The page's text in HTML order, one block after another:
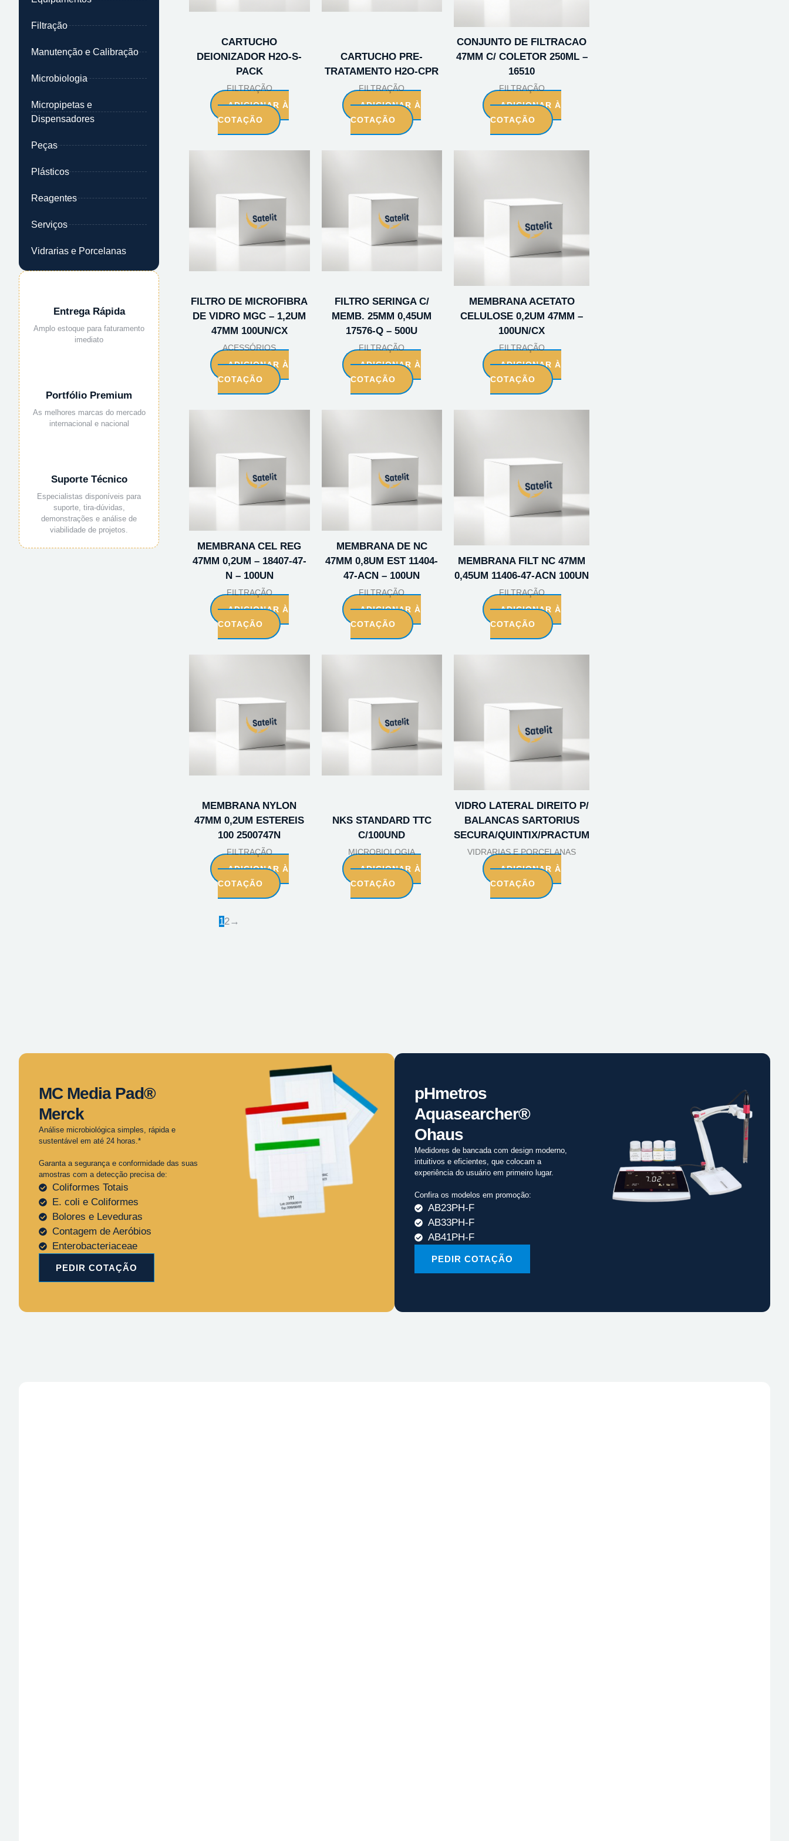
Filtração
Manutenção e Calibração
Microbiologia
Micropipetas e
Dispensadores
Peças
Plásticos
Reagentes
Serviços
Vidrarias e Porcelanas
Entrega Rápida
Amplo estoque para faturamento
imediato
Portfólio Premium
As melhores marcas do mercado
internacional e nacional
Suporte Técnico
Especialistas disponíveis para
suporte, tira-dúvidas,
demonstrações e análise de
viabilidade de projetos.
CARTUCHO
DEIONIZADOR H2O-S-
PACK
FILTRAÇÃO
ADICIONAR À
COTAÇÃO
CARTUCHO PRE-
TRATAMENTO H2O-CPR
FILTRAÇÃO
ADICIONAR À
COTAÇÃO
CONJUNTO DE FILTRACAO
47MM C/ COLETOR 250ML –
16510
FILTRAÇÃO
ADICIONAR À
COTAÇÃO
FILTRO DE MICROFIBRA
DE VIDRO MGC – 1,2UM
47MM 100UN/CX
ACESSÓRIOS
ADICIONAR À
COTAÇÃO
FILTRO SERINGA C/
MEMB. 25MM 0,45UM
17576-Q – 500U
FILTRAÇÃO
ADICIONAR À
COTAÇÃO
MEMBRANA ACETATO
CELULOSE 0,2UM 47MM –
100UN/CX
FILTRAÇÃO
ADICIONAR À
COTAÇÃO
MEMBRANA CEL REG
47MM 0,2UM – 18407-47-
N – 100UN
FILTRAÇÃO
ADICIONAR À
COTAÇÃO
MEMBRANA DE NC
47MM 0,8UM EST 11404-
47-ACN – 100UN
FILTRAÇÃO
ADICIONAR À
COTAÇÃO
MEMBRANA FILT NC 47MM
0,45UM 11406-47-ACN 100UN
FILTRAÇÃO
ADICIONAR À
COTAÇÃO
MEMBRANA NYLON
47MM 0,2UM ESTEREIS
100 2500747N
FILTRAÇÃO
ADICIONAR À
COTAÇÃO
NKS STANDARD TTC
C/100UND
MICROBIOLOGIA
ADICIONAR À
COTAÇÃO
VIDRO LATERAL DIREITO P/
BALANCAS SARTORIUS
SECURA/QUINTIX/PRACTUM
VIDRARIAS E PORCELANAS
ADICIONAR À
COTAÇÃO
12→
MC Media Pad®
Merck
Análise microbiológica simples, rápida e
sustentável em até 24 horas.*
Garanta a segurança e conformidade das suas
amostras com a detecção precisa de:
Coliformes Totais
E. coli e Coliformes
Bolores e Leveduras
Contagem de Aeróbios
Enterobacteriaceae
PEDIR COTAÇÃO
pHmetros
Aquasearcher®
Ohaus
Medidores de bancada com design moderno,
intuitivos e eficientes, que colocam a
experiência do usuário em primeiro lugar.
Confira os modelos em promoção:
AB23PH-F
AB33PH-F
AB41PH-F
PEDIR COTAÇÃO